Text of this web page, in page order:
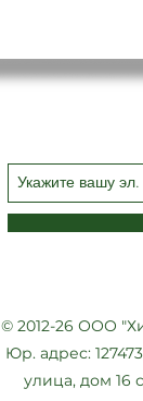
© 2012-26 ООО
Юр. адрес:
улица, дом 16